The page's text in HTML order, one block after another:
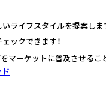
ライフスタイルを提案しま
ーケットに普及させるこ
ックできます！